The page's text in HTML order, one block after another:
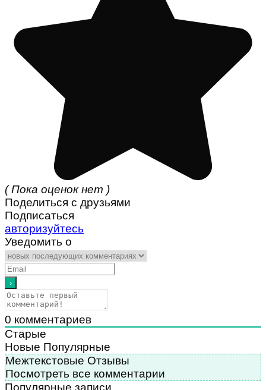
( Пока оценок нет )
Поделиться с друзьями
Подписаться
авторизуйтесь
Уведомить о
0 комментариев
Старые
Новые Популярные
Межтекстовые Отзывы
Посмотреть все комментарии
Популярные записи